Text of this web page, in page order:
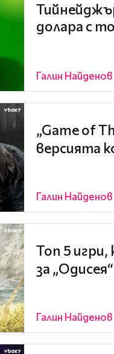
долара с
Галин Найденов
„Game of
версията
Галин Найденов
Топ 5
за
Галин Найденов